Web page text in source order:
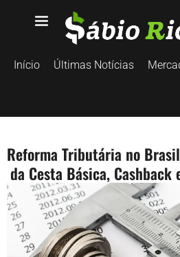
Início Últimas Notícias
Reforma Tributária no
da Cesta Básica,